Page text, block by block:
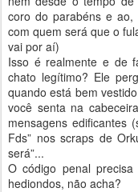
coro do parabéns e ao,
com quem será que o
vai por aí)
Isso é realmente e de
chato legítimo? Ele
quando está bem
você senta na
mensagens edificantes
Fds” nos scraps de
será”...
O código penal
hediondos, não acha?